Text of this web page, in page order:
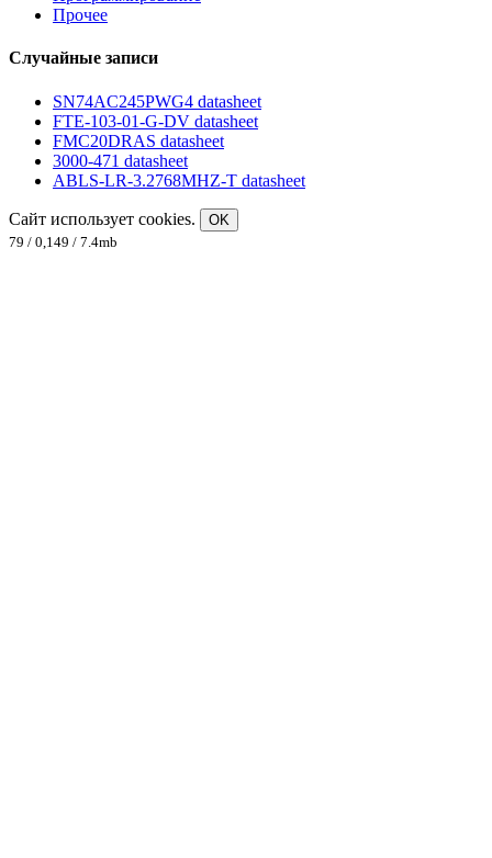
Прочее
Случайные записи
SN74AC245PWG4 datasheet
FTE-103-01-G-DV datasheet
FMC20DRAS datasheet
3000-471 datasheet
ABLS-LR-3.2768MHZ-T datasheet
Сайт использует cookies.
OK
79 / 0,149 / 7.4mb